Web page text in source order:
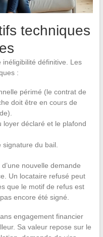
techniques
définitive. Les
:
périmé (le contrat de
doit être en cours de
loyer déclaré et le plafond
du bail.
nouvelle demande
Un locataire refusé peut
que le motif de refus est
encore été signé.
engagement financier
Sa valeur repose sur le